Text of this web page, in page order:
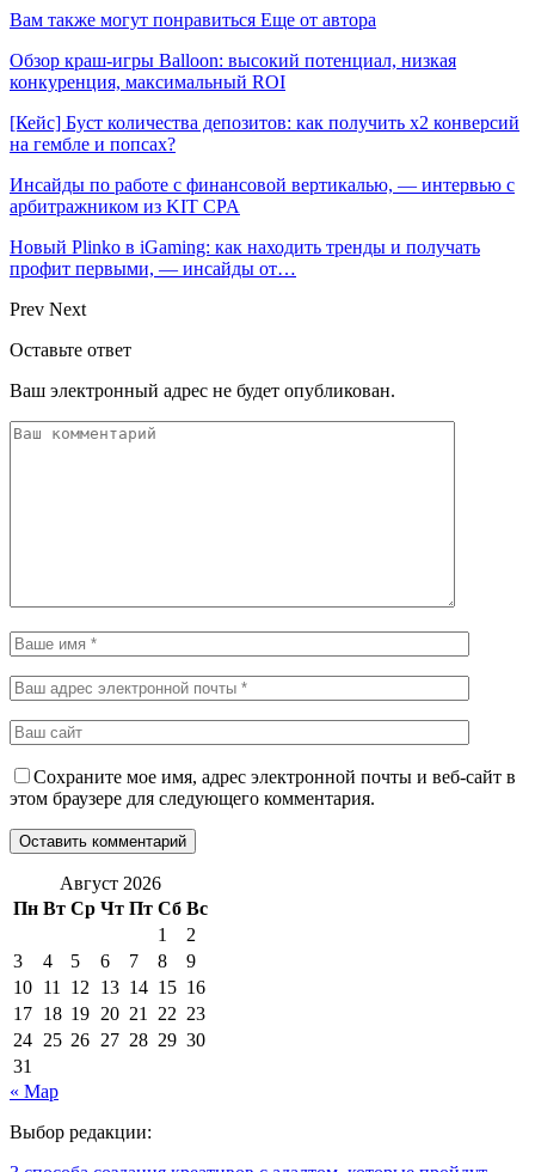
Вам также могут понравиться Еще от автора
Обзор краш-игры Balloon: высокий потенциал, низкая
конкуренция, максимальный ROI
[Кейс] Буст количества депозитов: как получить х2 конверсий
на гембле и попсах?
Инсайды по работе с финансовой вертикалью, — интервью с
арбитражником из KIT CPA
Новый Plinko в iGaming: как находить тренды и получать
профит первыми, — инсайды от…
Prev Next
Оставьте ответ
Ваш электронный адрес не будет опубликован.
Сохраните мое имя, адрес электронной почты и веб-сайт в
этом браузере для следующего комментария.
Август 2026
Пн Вт Ср Чт Пт Сб Вс
1
2
3
4 5 6 7 8
9
10 11 12 13 14 15 16
17 18 19 20 21 22 23
24 25 26 27 28 29 30
31
« Мар
Выбор редакции: